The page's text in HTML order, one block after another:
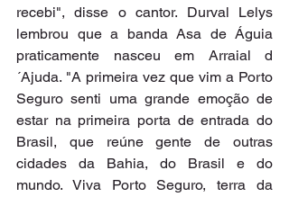
recebi", disse o cantor. Durval Lelys
lembrou que a banda Asa de Águia
praticamente nasceu em Arraial d
´Ajuda. "A primeira vez que vim a Porto
Seguro senti uma grande emoção de
estar na primeira porta de entrada do
Brasil, que reúne gente de outras
cidades da Bahia, do Brasil e do
mundo. Viva Porto Seguro, terra da